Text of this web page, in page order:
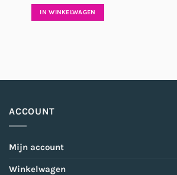
IN WINKELWAGEN
ACCOUNT
Mijn account
Winkelwagen